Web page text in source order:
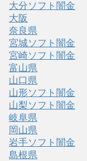
大分ソフト闇金
大阪
奈良県
宮城ソフト闇金
宮崎ソフト闇金
富山県
山口県
山形ソフト闇金
山梨ソフト闇金
岐阜県
岡山県
岩手ソフト闇金
島根県